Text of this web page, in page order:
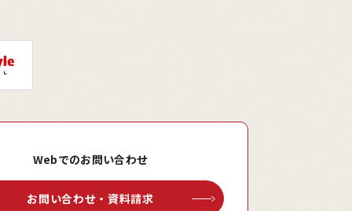
Webでのお問い合わせ
お問い合わせ・資料請求